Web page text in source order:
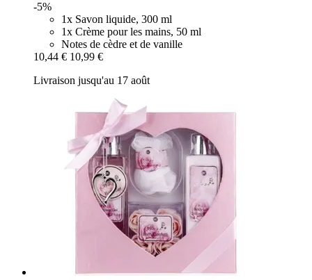
-5%
1x Savon liquide, 300 ml
1x Crème pour les mains, 50 ml
Notes de cèdre et de vanille
10,44 € 10,99 €
Livraison jusqu'au 17 août